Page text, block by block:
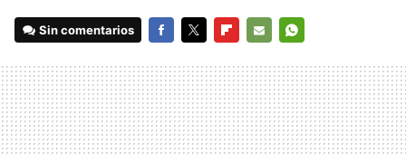
Sin comentarios
MAIL